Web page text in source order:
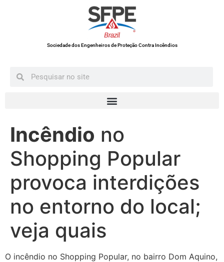
Sociedade dos Engenheiros de Proteção Contra Incêndios
Incêndio no
Shopping Popular
provoca interdições
no entorno do local;
veja quais
O incêndio no Shopping Popular, no bairro Dom Aquino,